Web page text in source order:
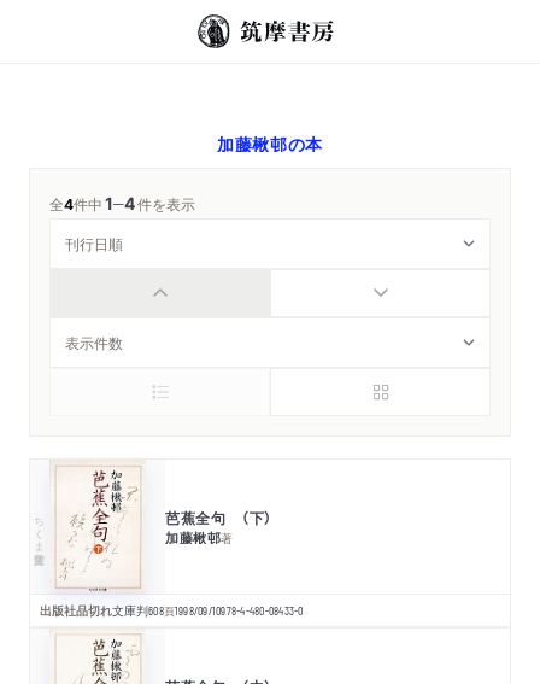
加藤楸邨の本
全4件中1─4件を表示
ちくま学芸文庫 芭蕉全句 （下）
加藤楸邨著
出版社品切れ文庫判608頁1998/09/10978-4-480-08433-0